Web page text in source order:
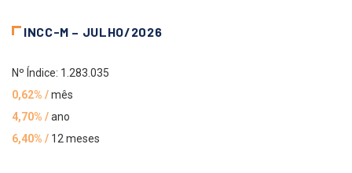
INCC-M – JULHO/2026
Nº Índice: 1.283.035
0,62% /mês
4,70% /ano
6,40% / 12 meses